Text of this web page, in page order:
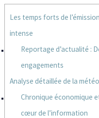
Les temps forts de
intense
Reportage d’actualité :
engagements
Analyse détaillée de la
Chronique économique
cœur de l’information